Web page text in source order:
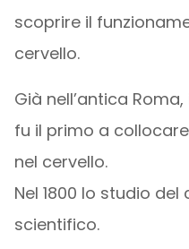
scoprire il
cervello.
Già nell’antica
fu il primo a
nel cervello.
Nel 1800 lo studio
scientifico.